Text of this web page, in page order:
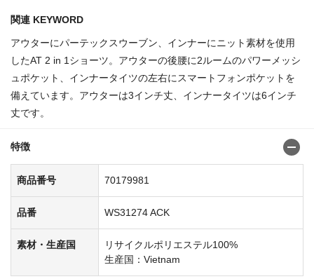
関連 KEYWORD
アウターにパーテックスウーブン、インナーにニット素材を使用
したAT 2 in 1ショーツ。アウターの後腰に2ルームのパワーメッシ
ュポケット、インナータイツの左右にスマートフォンポケットを
備えています。アウターは3インチ丈、インナータイツは6インチ
丈です。
特徴
商品番号 70179981
品番 WS31274 ACK
素材・生産国
リサイクルポリエステル100%
生産国：Vietnam